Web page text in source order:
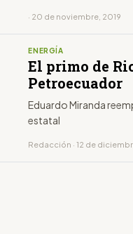
· 20 de noviembre, 2019
ENERGÍA
El primo de
Petroecuador
Eduardo Miranda
estatal
Redacción · 12 de